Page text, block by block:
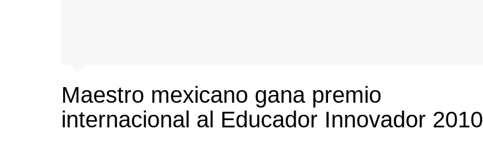
Maestro mexicano gana premio
internacional al Educador Innovador 2010